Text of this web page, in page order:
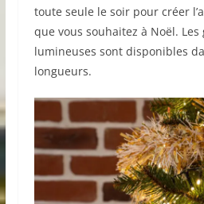
toute seule le soir pour créer
que vous souhaitez à Noël.
lumineuses sont disponibles
longueurs.